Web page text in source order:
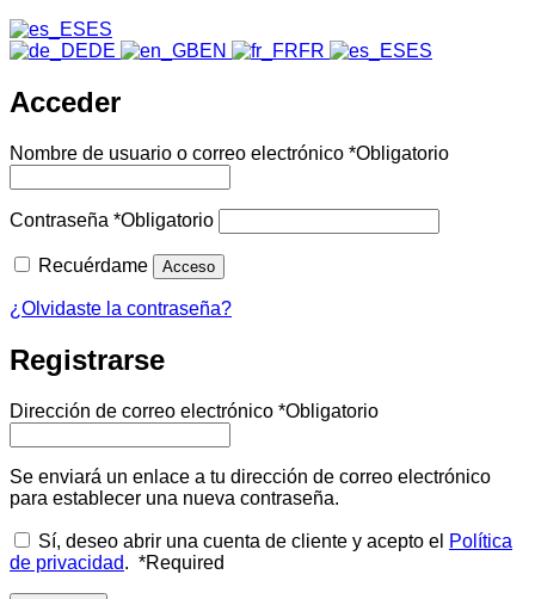
ES
DE
EN FR ES
Acceder
Nombre de usuario o correo electrónico *Obligatorio
Contraseña *Obligatorio
Recuérdame Acceso
¿Olvidaste la contraseña?
Registrarse
Dirección de correo electrónico *Obligatorio
Se enviará un enlace a tu dirección de correo electrónico
para establecer una nueva contraseña.
Sí, deseo abrir una cuenta de cliente y acepto el Política
de privacidad. *Required